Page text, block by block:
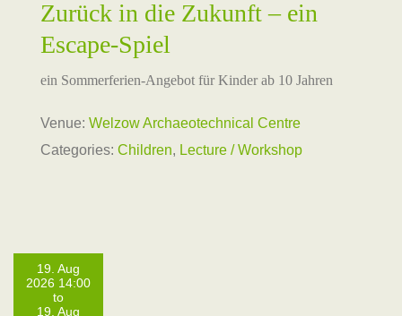
Zurück in die Zukunft – ein
Escape-Spiel
ein Sommerferien-Angebot für Kinder ab 10 Jahren
Venue: Welzow Archaeotechnical Centre
Categories: Children, Lecture / Workshop
19. Aug
2026 14:00
to
19. Aug